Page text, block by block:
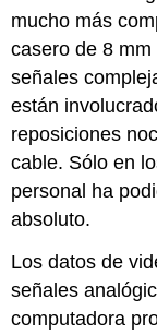
mucho más
casero de 8
señales
están
reposiciones
cable. Sólo en
personal ha
absoluto.
Los datos de
señales
computadora